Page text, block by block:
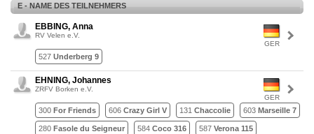
E - NAME DES TEILNEHMERS
GER
EBBING, Anna
RV Velen e.V.
527 Underberg 9
GER
EHNING, Johannes
ZRFV Borken e.V.
300 For Friends 606 Crazy Girl V 131 Chaccolie 603 Marseille 7
280 Fasole du Seigneur 584 Coco 316 587 Verona 115